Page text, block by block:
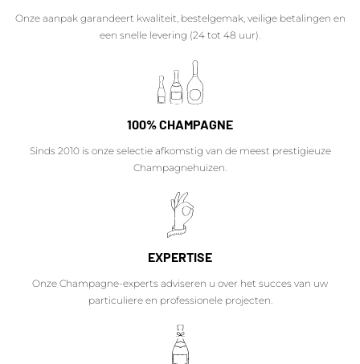
Onze aanpak garandeert kwaliteit, bestelgemak, veilige betalingen en
een snelle levering (24 tot 48 uur).
100% CHAMPAGNE
Sinds 2010 is onze selectie afkomstig van de meest prestigieuze
Champagnehuizen.
EXPERTISE
Onze Champagne-experts adviseren u over het succes van uw
particuliere en professionele projecten.